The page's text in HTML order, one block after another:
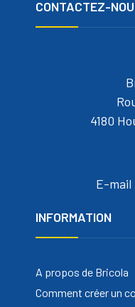
CONTACTEZ-
4180
E-mail
INFORMATION
A propos de Bricola
Comment créer un